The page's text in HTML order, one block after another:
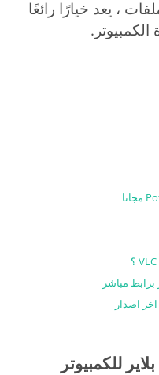
، يعد خيارًا رائعًا
للكمبيوتر